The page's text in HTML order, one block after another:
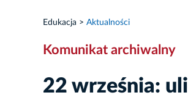
Edukacja Aktualności
Komunikat archiwalny
22 września: